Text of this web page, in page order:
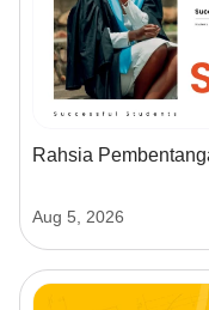
Rahsia
Aug 5, 2026